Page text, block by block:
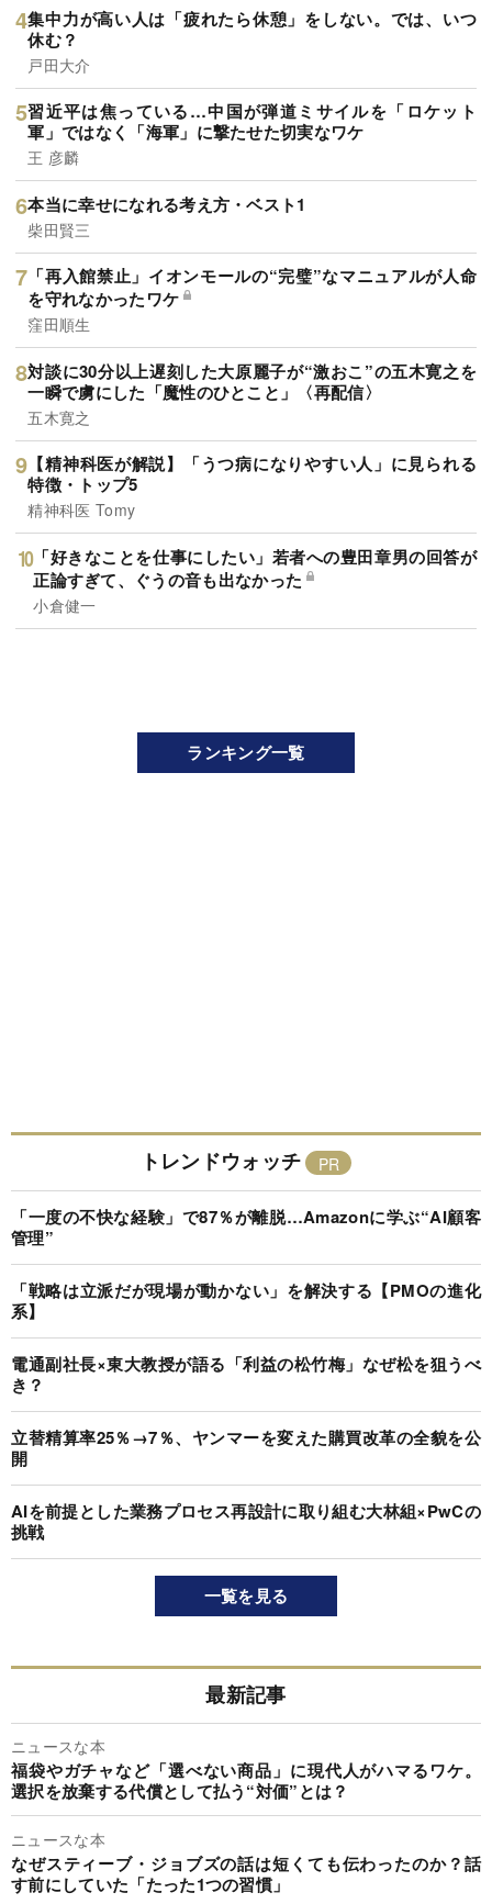
集中力が高い人は「疲れたら休憩」をしない。では、いつ
休む？
戸田大介
習近平は焦っている…中国が弾道ミサイルを「ロケット
軍」ではなく「海軍」に撃たせた切実なワケ
王 彦麟
本当に幸せになれる考え方・ベスト1
柴田賢三
「再入館禁止」イオンモールの“完璧”なマニュアルが人命
を守れなかったワケ
窪田順生
対談に30分以上遅刻した大原麗子が“激おこ”の五木寛之を
一瞬で虜にした「魔性のひとこと」〈再配信〉
五木寛之
【精神科医が解説】「うつ病になりやすい人」に見られる
特徴・トップ5
精神科医 Tomy
「好きなことを仕事にしたい」若者への豊田章男の回答が
正論すぎて、ぐうの音も出なかった
小倉健一
ランキング一覧
トレンドウォッチ
「一度の不快な経験」で87％が離脱…Amazonに学ぶ“AI顧客
管理”
「戦略は立派だが現場が動かない」を解決する【PMOの進化
系】
電通副社長×東大教授が語る「利益の松竹梅」なぜ松を狙うべ
き？
立替精算率25％→7％、ヤンマーを変えた購買改革の全貌を公
開
AIを前提とした業務プロセス再設計に取り組む大林組×PwCの
挑戦
一覧を見る
最新記事
ニュースな本
福袋やガチャなど「選べない商品」に現代人がハマるワケ。
選択を放棄する代償として払う“対価”とは？
ニュースな本
なぜスティーブ・ジョブズの話は短くても伝わったのか？話
す前にしていた「たった1つの習慣」